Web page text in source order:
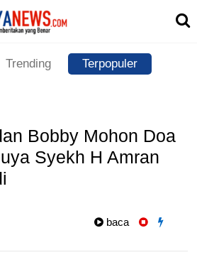
Trending Terpopuler
Bobby Mohon Doa
Syekh H Amran
baca